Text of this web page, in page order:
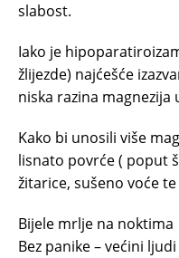
slabost.
Iako je
žlijezde) najćešće
niska razina magnezija
Kako bi unosili više
lisnato povrće ( poput
žitarice, sušeno voće
Bijele mrlje na noktima
Bez panike – većini